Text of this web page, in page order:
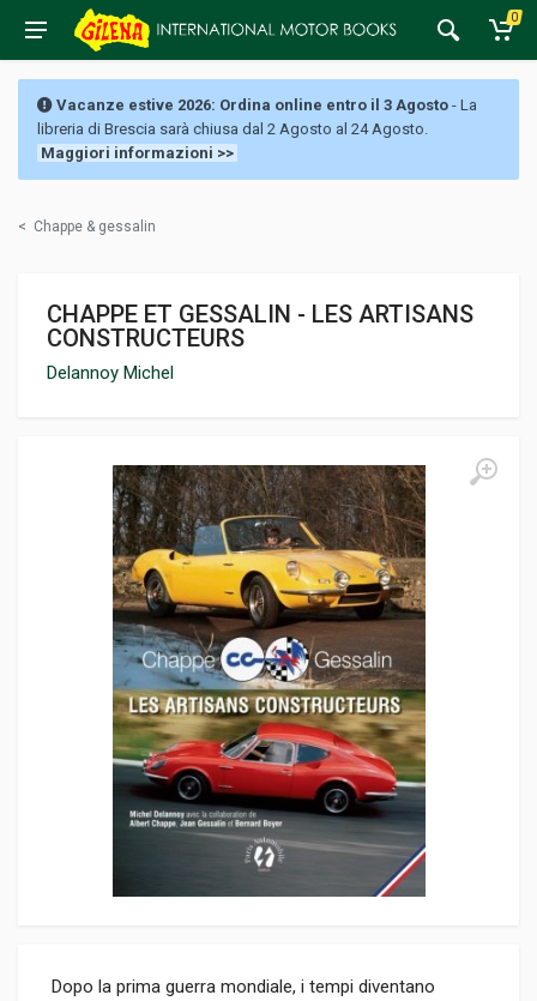
0
Vacanze estive 2026: Ordina online entro il 3 Agosto - La
libreria di Brescia sarà chiusa dal 2 Agosto al 24 Agosto.
Maggiori informazioni >>
< Chappe & gessalin
CHAPPE ET GESSALIN - LES ARTISANS
CONSTRUCTEURS
Delannoy Michel
Dopo la prima guerra mondiale, i tempi diventano